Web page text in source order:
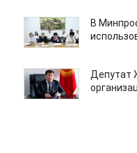
В
Депутат